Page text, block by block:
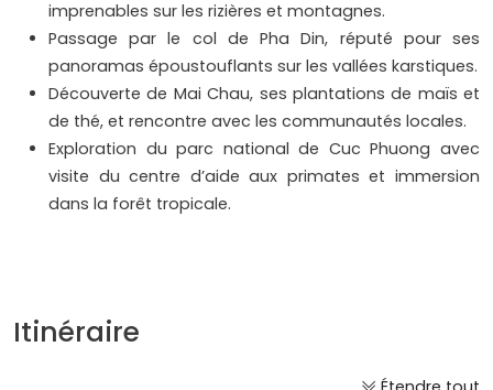
imprenables sur les rizières et montagnes.
Passage par le col de Pha Din, réputé pour ses
panoramas époustouflants sur les vallées karstiques.
Découverte de Mai Chau, ses plantations de maïs et
de thé, et rencontre avec les communautés locales.
Exploration du parc national de Cuc Phuong avec
visite du centre d’aide aux primates et immersion
dans la forêt tropicale.
Itinéraire